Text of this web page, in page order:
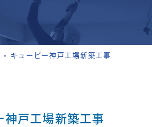
防火扉・
耐火断熱パネル
環境事業
事業
M-LIFEショップの
キューピー神戸工場新築工事
神戸工場新築工事